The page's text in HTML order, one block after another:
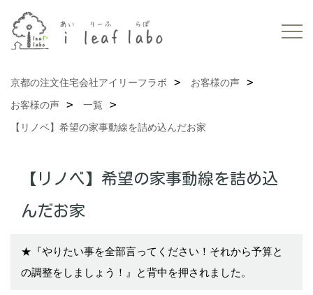
京都の注文住宅会社アイリーフラボ
お客様の声
お客様の声
一覧
【リノベ】希望の家事動線を詰め込んだお家
【リノベ】希望の家事動線を詰め込
んだお家
★『やりたい事を全部言ってください！それから予算と
の調整をしましょう！』と背中を押されました。